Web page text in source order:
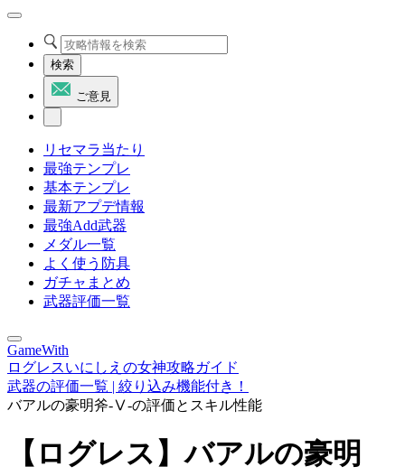
検索
ご意見
リセマラ当たり
最強テンプレ
基本テンプレ
最新アプデ情報
最強Add武器
メダル一覧
よく使う防具
ガチャまとめ
武器評価一覧
GameWith
ログレスいにしえの女神攻略ガイド
武器の評価一覧 | 絞り込み機能付き！
バアルの豪明斧-Ⅴ-の評価とスキル性能
【ログレス】バアルの豪明